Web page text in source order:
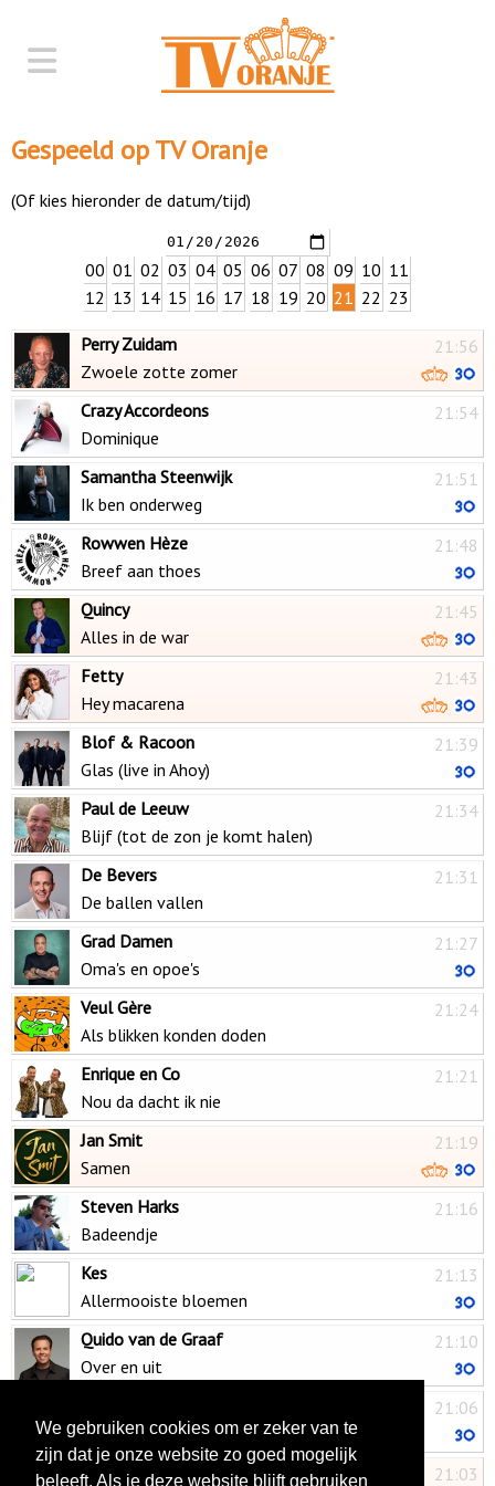
Gespeeld op TV Oranje
(Of kies hieronder de datum/tijd)
00 01 02 03 04 05 06 07 08 09 10 11
12 13 14 15 16 17 18 19 20 21 22 23
21:56
Perry Zuidam
Zwoele zotte zomer
21:54
Crazy Accordeons
Dominique
21:51
Samantha Steenwijk
Ik ben onderweg
21:48
Rowwen Hèze
Breef aan thoes
21:45
Quincy
Alles in de war
21:43
Fetty
Hey macarena
21:39
Blof & Racoon
Glas (live in Ahoy)
21:34
Paul de Leeuw
Blijf (tot de zon je komt halen)
21:31
De Bevers
De ballen vallen
21:27
Grad Damen
Oma's en opoe's
21:24
Veul Gère
Als blikken konden doden
21:21
Enrique en Co
Nou da dacht ik nie
21:19
Jan Smit
Samen
21:16
Steven Harks
Badeendje
21:13
Kes
Allermooiste bloemen
21:10
Quido van de Graaf
Over en uit
21:06
Stukje van mij
21:03
Henk Bernard
We gebruiken cookies om er zeker van te
zijn dat je onze website zo goed mogelijk
beleeft. Als je deze website blijft gebruiken